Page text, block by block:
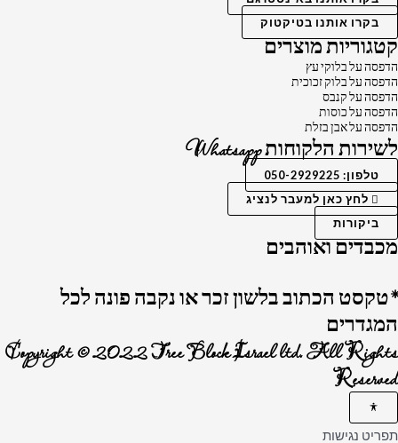
בקרו אותנו בטיקטוק
קטגוריות מוצרים
הדפסה על בלוקי עץ
הדפסה על בלוק זכוכית
הדפסה על קנבס
הדפסה על כוסות
הדפסה על אבן בזלת
לשירות הלקוחות Whatsapp
טלפון: 050-2929225
לחץ כאן למעבר לנציג
ביקורות
מכבדים ואוהבים
*טקסט הכתוב בלשון זכר או נקבה פונה לכל
המגדרים
Copyright © 2022 Tree Block Israel ltd. All Rights
Reserved
תפריט נגישות